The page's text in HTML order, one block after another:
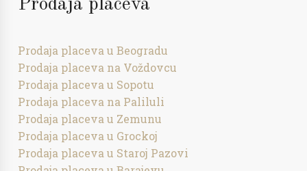
Prodaja placeva
Prodaja placeva u Beogradu
Prodaja placeva na Voždovcu
Prodaja placeva u Sopotu
Prodaja placeva na Paliluli
Prodaja placeva u Zemunu
Prodaja placeva u Grockoj
Prodaja placeva u Staroj Pazovi